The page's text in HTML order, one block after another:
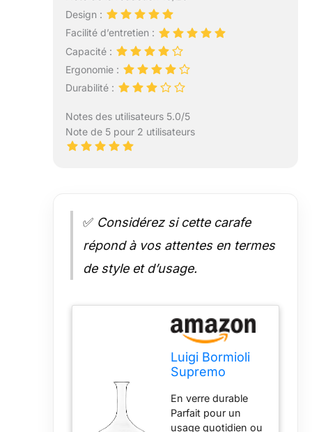
Design :
Facilité d’entretien :
Capacité :
Ergonomie :
Durabilité :
Notes des utilisateurs 5.0/5
Note de 5 pour 2 utilisateurs
✅ Considérez si cette carafe
répond à vos attentes en termes
de style et d’usage.
Luigi Bormioli
Supremo
décanter pour
vin rouge
En verre durable
Parfait pour un
usage quotidien ou